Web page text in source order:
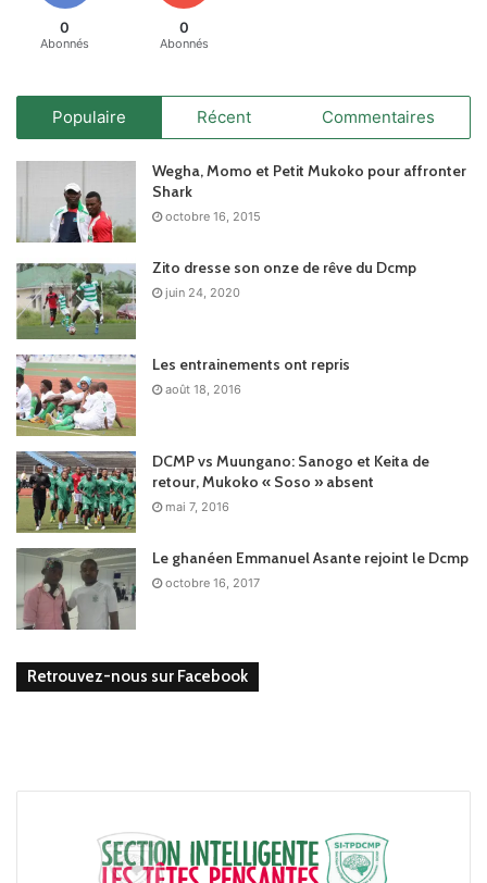
0
Abonnés
0
Abonnés
Populaire Récent Commentaires
Wegha, Momo et Petit Mukoko pour affronter
Shark
octobre 16, 2015
Zito dresse son onze de rêve du Dcmp
juin 24, 2020
Les entrainements ont repris
août 18, 2016
DCMP vs Muungano: Sanogo et Keita de
retour, Mukoko « Soso » absent
mai 7, 2016
Le ghanéen Emmanuel Asante rejoint le Dcmp
octobre 16, 2017
Retrouvez-nous sur Facebook